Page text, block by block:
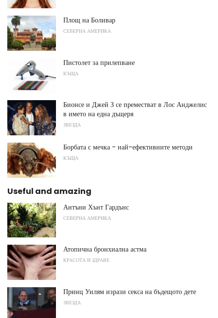
Площ на Боливар
СЕВЕРНА АМЕРИКА
Пистолет за прилепване
КЪЩА
Бионсе и Джей З се преместват в Лос Анджелис
в името на една дъщеря
ЗВЕЗДА
Борбата с мечка - най-ефективните методи
КЪЩА
Useful and amazing
Антъни Хънт Гардънс
СЕВЕРНА АМЕРИКА
Атопична бронхиална астма
КРАСОТА И ЗДРАВЕ
Принц Уилям изрази секса на бъдещото дете
ЗВЕЗДА